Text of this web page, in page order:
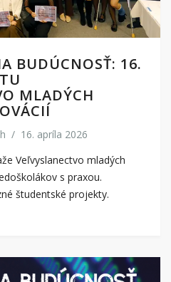
BUDÚCNOSŤ: 16.
MLADÝCH
/ 16. apríla 2026
Veľvyslanectvo mladých
s praxou.
študentské projekty.